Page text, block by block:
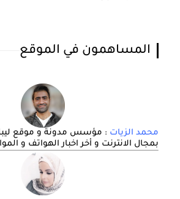
المساهمون في الموقع
محمد الزيات
بمجال الانترنت و أخر اخبار الهواتف و